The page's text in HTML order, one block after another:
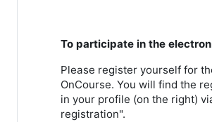
To participate in the
Please register yourself for
OnCourse. You will find the
in your profile (on the right)
registration".